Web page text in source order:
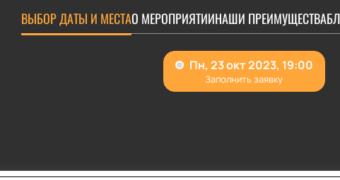
ВЫБОР ДАТЫ И МЕСТАО МЕРОПРИЯТИИНАШИ ПРЕИМУЩЕСТВА